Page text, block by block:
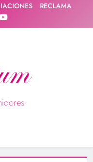
RECLAMA